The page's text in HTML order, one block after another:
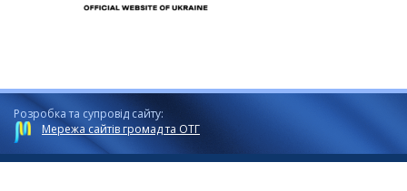
Розробка та супровід сайту:
Мережа сайтів громад та ОТГ